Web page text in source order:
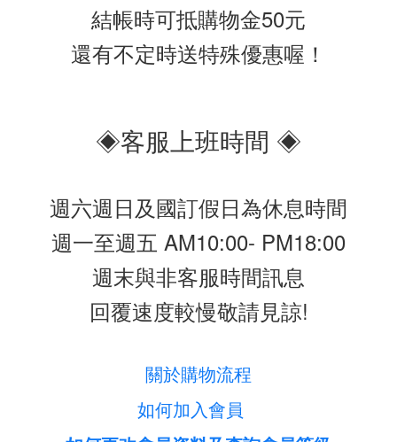
結帳時可抵購物金50元
還有不定時送特殊優惠喔！
◈客服上班時間 ◈
週六週日及國訂假日為休息時間
週一至週五 AM10:00- PM18:00
週末與非客服時間訊息
回覆速度較慢敬請見諒!
關於購物流程
如何加入會員